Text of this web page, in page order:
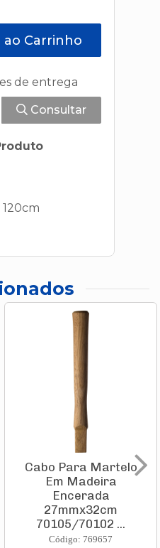
ao Carrinho
de entrega
Consultar
Cabo Para Martelo
Em Madeira
Encerada
27mmx32cm
70105/70102 ...
Código: 769657